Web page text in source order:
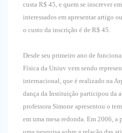
custa R$ 45, e quem se inscrever
interessados em apresentar artigo
o custo da inscrição é de R$ 45.
Desde seu primeiro ano de
Física da Uniuv vem sendo
internacional, que é realizado na
dança da Instituição participou da
professora Simone apresentou o
em uma mesa redonda. Em 2006, a